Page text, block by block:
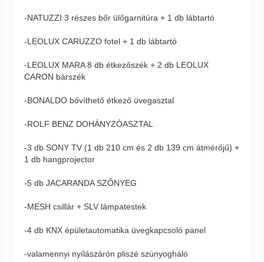
-NATUZZI 3 részes bőr ülőgarnitúra + 1 db lábtartó
-LEOLUX CARUZZO fotel + 1 db lábtartó
-LEOLUX MARA 8 db étkezőszék + 2 db LEOLUX
CARON bárszék
-BONALDO bővíthető étkező üvegasztal
-ROLF BENZ DOHÁNYZÓASZTAL
-3 db SONY TV (1 db 210 cm és 2 db 139 cm átmérőjű) +
1 db hangprojector
-5 db JACARANDA SZŐNYEG
-MESH csillár + SLV lámpatestek
-4 db KNX épületautomatika üvegkapcsoló panel
-valamennyi nyílászárón pliszé szúnyogháló